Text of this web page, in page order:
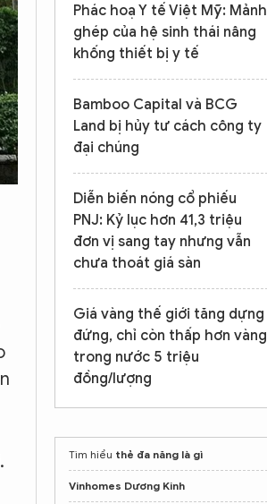
Phác hoạ Y tế Việt Mỹ: Mảnh
ghép của hệ sinh thái nâng
khống thiết bị y tế
Bamboo Capital và BCG
Land bị hủy tư cách công ty
đại chúng
Diễn biến nóng cổ phiếu
PNJ: Kỷ lục hơn 41,3 triệu
đơn vị sang tay nhưng vẫn
chưa thoát giá sàn
Giá vàng thế giới tăng dựng
đứng, chỉ còn thấp hơn vàng
trong nước 5 triệu
đồng/lượng
Tìm hiểu thẻ đa năng là gì
Vinhomes Dương Kinh